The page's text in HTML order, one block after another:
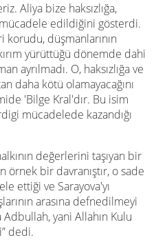
Aliya bize haksızlığa,
edildiğini gösterdi.
korudu, düşmanlarının
yürüttüğü dönemde dahi
ayrılmadı. O, haksızlığa ve
daha kötü olamayacağını
'Bilge Kral'dır. Bu isim
mücadelede kazandığı
değerlerini taşıyan bir
örnek bir davranıştır, o sade
ettiği ve Sarayova'yı
arasına defnedilmeyi
yani Allahın Kulu
dedi.